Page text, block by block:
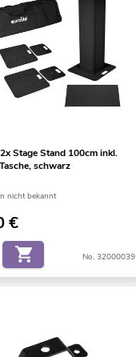
Stage Stand 100cm inkl.
schwarz
nicht bekannt
€
No. 32000039